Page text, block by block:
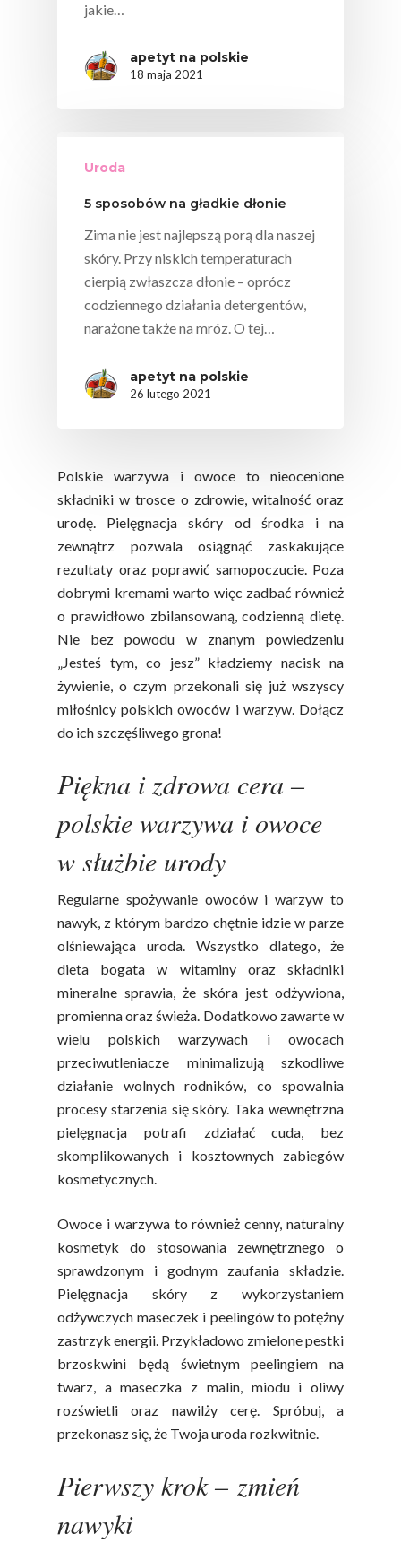
jakie…
apetyt na polskie
18 maja 2021
Uroda
5 sposobów na gładkie dłonie
Zima nie jest najlepszą porą dla naszej
skóry. Przy niskich temperaturach
cierpią zwłaszcza dłonie – oprócz
codziennego działania detergentów,
narażone także na mróz. O tej…
apetyt na polskie
26 lutego 2021
Polskie warzywa i owoce to nieocenione
składniki w trosce o zdrowie, witalność oraz
urodę. Pielęgnacja skóry od środka i na
zewnątrz pozwala osiągnąć zaskakujące
rezultaty oraz poprawić samopoczucie. Poza
dobrymi kremami warto więc zadbać również
o prawidłowo zbilansowaną, codzienną dietę.
Nie bez powodu w znanym powiedzeniu
„Jesteś tym, co jesz” kładziemy nacisk na
żywienie, o czym przekonali się już wszyscy
miłośnicy polskich owoców i warzyw. Dołącz
do ich szczęśliwego grona!
Piękna i zdrowa cera –
polskie warzywa i owoce
w służbie urody
Regularne spożywanie owoców i warzyw to
nawyk, z którym bardzo chętnie idzie w parze
olśniewająca uroda. Wszystko dlatego, że
dieta bogata w witaminy oraz składniki
mineralne sprawia, że skóra jest odżywiona,
promienna oraz świeża. Dodatkowo zawarte w
wielu polskich warzywach i owocach
przeciwutleniacze minimalizują szkodliwe
działanie wolnych rodników, co spowalnia
procesy starzenia się skóry. Taka wewnętrzna
pielęgnacja potrafi zdziałać cuda, bez
skomplikowanych i kosztownych zabiegów
kosmetycznych.
Owoce i warzywa to również cenny, naturalny
kosmetyk do stosowania zewnętrznego o
sprawdzonym i godnym zaufania składzie.
Pielęgnacja skóry z wykorzystaniem
odżywczych maseczek i peelingów to potężny
zastrzyk energii. Przykładowo zmielone pestki
brzoskwini będą świetnym peelingiem na
twarz, a maseczka z malin, miodu i oliwy
rozświetli oraz nawilży cerę. Spróbuj, a
przekonasz się, że Twoja uroda rozkwitnie.
Pierwszy krok – zmień
nawyki
Branża
Wydarzenia
Badania